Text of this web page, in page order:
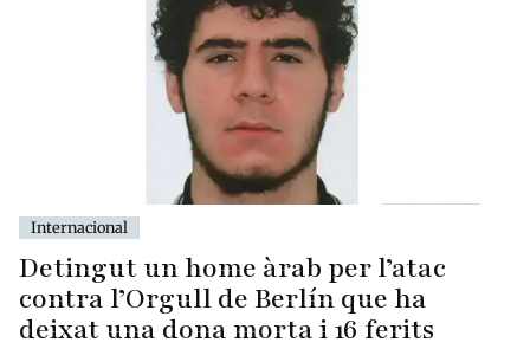
Internacional
Detingut un home àrab per l’atac
contra l’Orgull de Berlín que ha
deixat una dona morta i 16 ferits